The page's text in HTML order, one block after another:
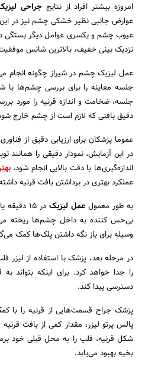
جستجو
امروزه بیشتر افراد از نتایججراحی
عوارض جانبی نظیر خشکی چشم نیز در
عیوب چشم و یکسری عوامل دیگر بستگی
نزدیک بینی خفیف، بالاترین شانس
عمل لیزیک چشم در شیراز چگونه
جلسه معاینه را برای بررسی چشم‌ها با
جلسه، ضخامت و اندازه قرنیه را مورد
دقیق بافتی که لازم است از چشم خارج شود
عموما پزشکان برای ارزیابی دقیق از
در این آزمایش، نمودار دقیقی را همانند
اندازه‌گیری‌ها با دقت بالایی انجام شود،
عملکرد بهتری در برداشتن بافت قرنیه
به طور معمول عمل لیزیک
در 15
بی‌حس‌ کننده به داخل چشم‌ها ریخته
وسیله برای باز نگه داشتن پلک‌ها کمک
در مرحله بعد، پزشک با استفاده از
را جدا خواهد کرد. برای اینکه بتواند
دسترسی پیدا کند.
پزشک جراح قسمت‌هایی از قرنیه را با
پالس پرتو لیزر، مقدار کمی از بافت
شکل قرنیه، فلپ را به محل قبلی خود
بخیه بهبود می‌یابد.